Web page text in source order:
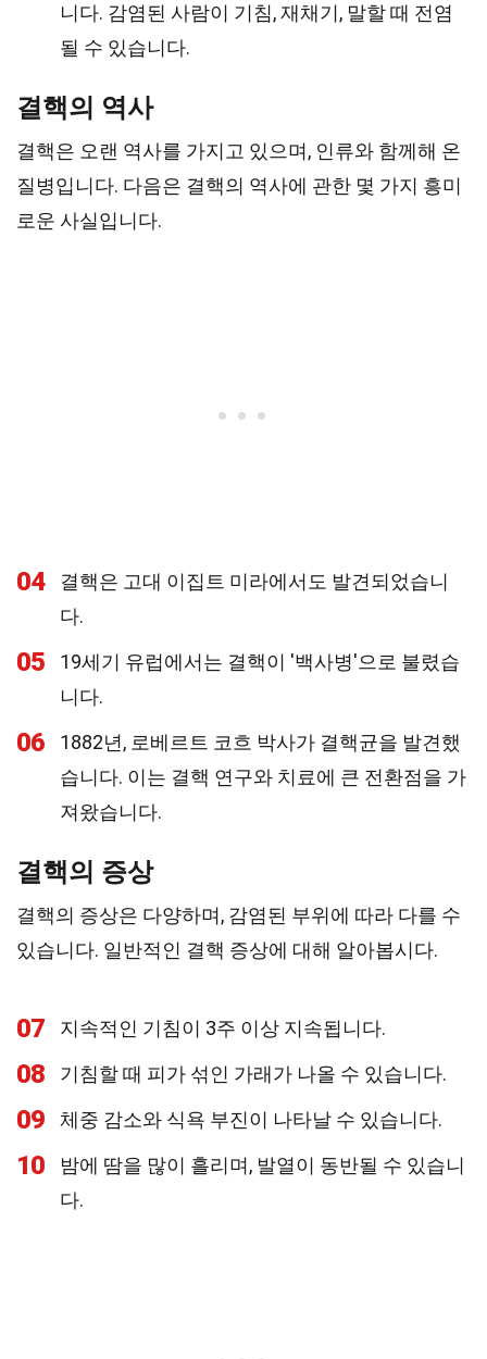
니다. 감염된 사람이 기침, 재채기, 말할 때 전염
될 수 있습니다.
결핵의 역사
결핵은 오랜 역사를 가지고 있으며, 인류와 함께해 온
질병입니다. 다음은 결핵의 역사에 관한 몇 가지 흥미
로운 사실입니다.
04
결핵은 고대 이집트 미라에서도 발견되었습니
다.
05
19세기 유럽에서는 결핵이 '백사병'으로 불렸습
니다.
06
1882년, 로베르트 코흐 박사가 결핵균을 발견했
습니다. 이는 결핵 연구와 치료에 큰 전환점을 가
져왔습니다.
결핵의 증상
결핵의 증상은 다양하며, 감염된 부위에 따라 다를 수
있습니다. 일반적인 결핵 증상에 대해 알아봅시다.
07 지속적인 기침이 3주 이상 지속됩니다.
08 기침할 때 피가 섞인 가래가 나올 수 있습니다.
09 체중 감소와 식욕 부진이 나타날 수 있습니다.
10
밤에 땀을 많이 흘리며, 발열이 동반될 수 있습니
다.